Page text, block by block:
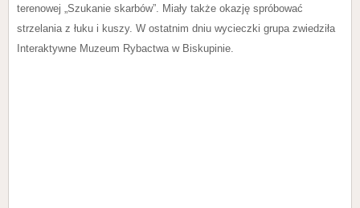
terenowej „Szukanie skarbów”. Miały także okazję spróbować
strzelania z łuku i kuszy. W ostatnim dniu wycieczki grupa zwiedziła
Interaktywne Muzeum Rybactwa w Biskupinie.